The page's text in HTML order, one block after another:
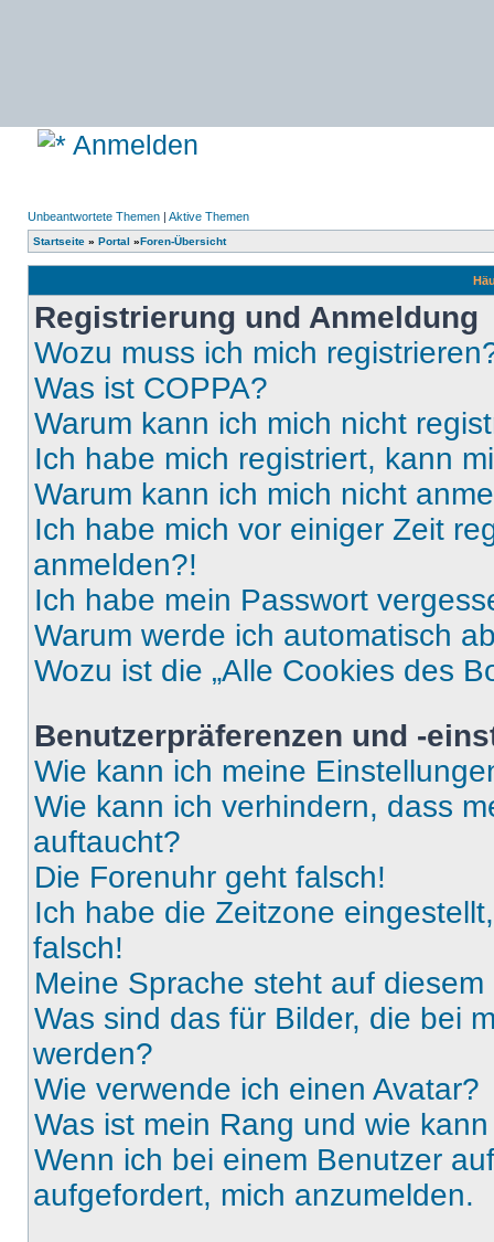
Anmelden
Unbeantwortete Themen | Aktive Themen
Startseite » Portal »Foren-Übersicht
Registrierung und Anmeldung
Wozu muss ich mich
Was ist COPPA?
Warum kann ich mich nicht
Ich habe mich registriert, kann
Warum kann ich mich nicht
Ich habe mich vor einiger Zeit
anmelden?!
Ich habe mein Passwort
Warum werde ich automatisch
Wozu ist die „Alle Cookies des
Benutzerpräferenzen und -
Wie kann ich meine
Wie kann ich verhindern, dass
auftaucht?
Die Forenuhr geht falsch!
Ich habe die Zeitzone
falsch!
Meine Sprache steht auf
Was sind das für Bilder, die bei
werden?
Wie verwende ich einen Avatar?
Was ist mein Rang und wie
Wenn ich bei einem Benutzer
aufgefordert, mich anzumelden.